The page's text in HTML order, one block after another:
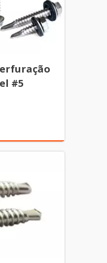
#5